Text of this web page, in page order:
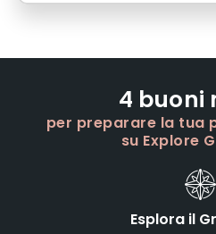
4 buoni
per preparare la tua
su Explore
Esplora il